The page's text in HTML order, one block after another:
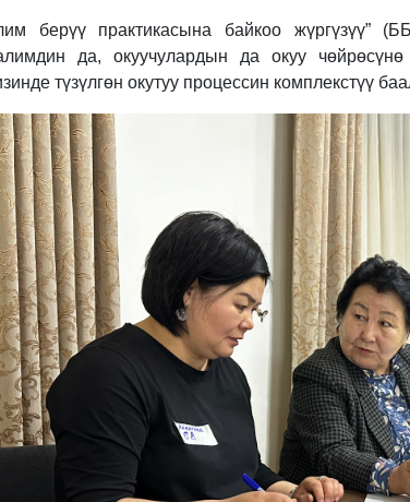
берүү практикасына байкоо жүргүзүү”
да, окуучулардын да окуу
түзүлгөн окутуу процессин комплекстүү